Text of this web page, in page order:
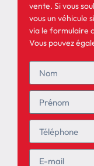
vente. Si vous
vous un véhicule
via le formulaire
Vous pouvez